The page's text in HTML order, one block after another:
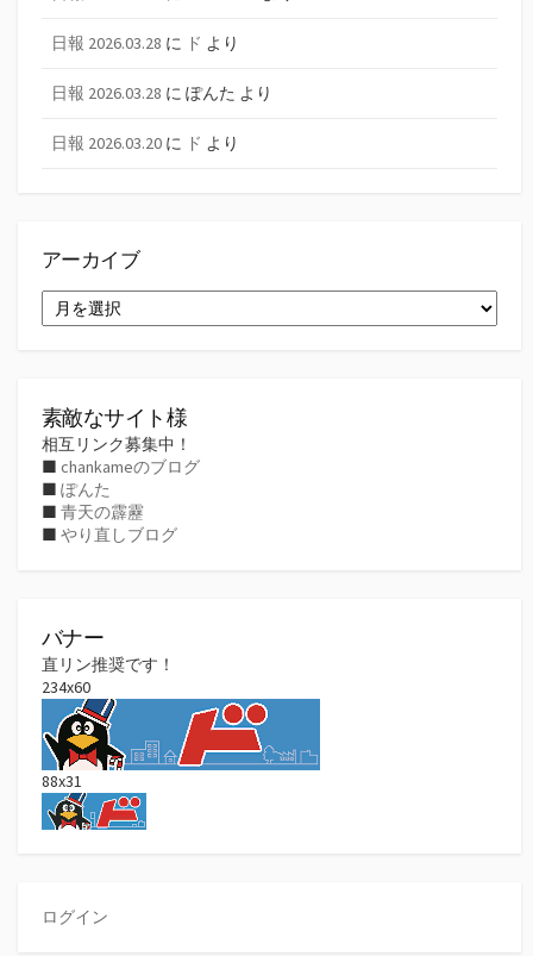
日報 2026.03.28 に ド より
日報 2026.03.28 に ぽんた より
日報 2026.03.20 に ド より
アーカイブ
ー
素敵なサイト様
相互リンク募集中！
■ chankameのブログ
■ ぽんた
■ 青天の霹靂
■ やり直しブログ
バナー
直リン推奨です！
234x60
88x31
ログイン